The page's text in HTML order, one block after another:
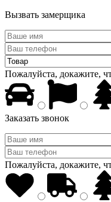
Вызвать замерщика
Пожалуйста, докажите,
Заказать звонок
Пожалуйста, докажите,